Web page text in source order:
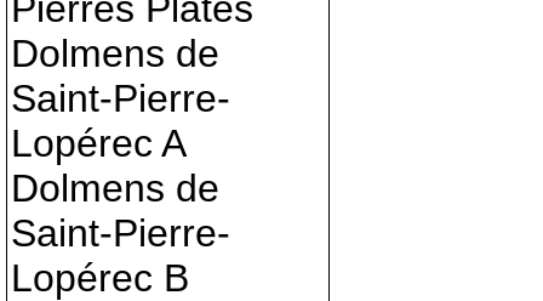
Dolmens de
Saint-Pierre-
Lopérec A
Dolmens de
Saint-Pierre-
Lopérec B